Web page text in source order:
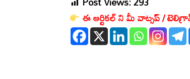
ఈ ఆర్టికల్ ని మీ వాట్సప్ /